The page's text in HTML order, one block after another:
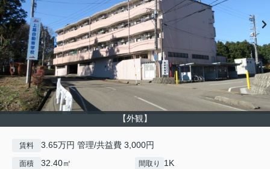
【外観】
賃料 3.65万円 管理/共益費 3,000円
面積 32.40㎡ 間取り 1K